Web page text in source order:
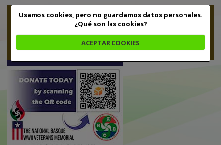
Usamos cookies, pero no guardamos datos personales.
¿Qué son las cookies?
ACEPTAR COOKIES